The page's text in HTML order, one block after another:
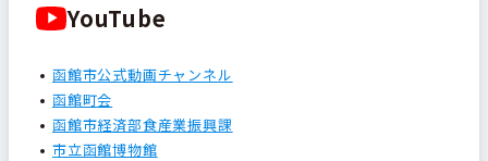
YouTube
函館市公式動画チャンネル
函館町会
函館市経済部食産業振興課
市立函館博物館